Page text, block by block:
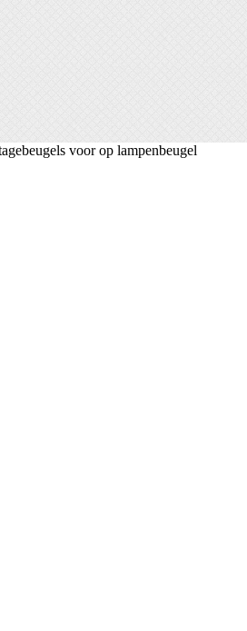
voor op lampenbeugel